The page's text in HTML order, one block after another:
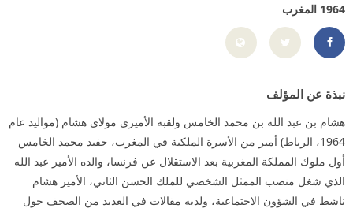
1964 المغرب
https://www.facebook.com/MYHICHAM.EL
نبذة عن المؤلف
هشام بن عبد الله بن محمد الخامس ولقبه الأميري مولاي هشام (مواليد عام
1964، الرباط) أمير من الأسرة الملكية في المغرب، حفيد محمد الخامس
أول ملوك المملكة المغربية بعد الاستقلال عن فرنسا، والده الأمير عبد الله
الذي شغل منصب الممثل الشخصي للملك الحسن الثاني، الأمير هشام
ناشط في الشؤون الاجتماعية، ولديه مقالات في العديد من الصحف حول